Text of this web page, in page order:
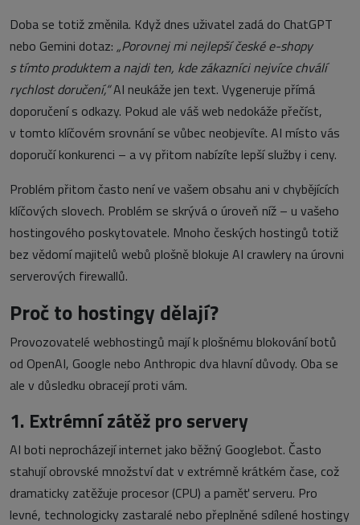
Doba se totiž změnila. Když dnes uživatel zadá do ChatGPT
nebo Gemini dotaz: „Porovnej mi nejlepší české e-shopy
s tímto produktem a najdi ten, kde zákazníci nejvíce chválí
rychlost doručení,“AI neukáže jen text. Vygeneruje přímá
doporučení s odkazy. Pokud ale váš web nedokáže přečíst,
v tomto klíčovém srovnání se vůbec neobjevíte. AI místo vás
doporučí konkurenci – a vy přitom nabízíte lepší služby i ceny.
Problém přitom často není ve vašem obsahu ani v chybějících
klíčových slovech. Problém se skrývá o úroveň níž – u vašeho
hostingového poskytovatele. Mnoho českých hostingů totiž
bez vědomí majitelů webů plošně blokuje AI crawlery na úrovni
serverových firewallů.
Proč to hostingy dělají?
Provozovatelé webhostingů mají k plošnému blokování botů
od OpenAI, Google nebo Anthropic dva hlavní důvody. Oba se
ale v důsledku obracejí proti vám.
1. Extrémní zátěž pro servery
AI boti neprocházejí internet jako běžný Googlebot. Často
stahují obrovské množství dat v extrémně krátkém čase, což
dramaticky zatěžuje procesor (CPU) a paměť serveru. Pro
levné, technologicky zastaralé nebo přeplněné sdílené hostingy